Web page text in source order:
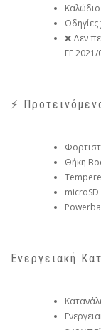
Καλώδιο
❌ Δεν
ΕΕ
⚡
Θήκη
Ενεργειακή